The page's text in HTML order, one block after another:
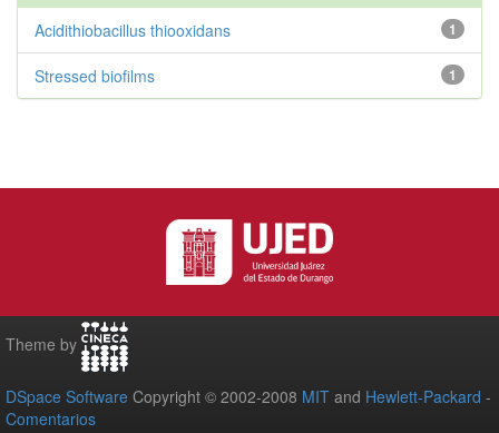
1
Acidithiobacillus thiooxidans
1
Stressed biofilms
Theme by
DSpace Software Copyright © 2002-2008 MIT and Hewlett-Packard -
Comentarios